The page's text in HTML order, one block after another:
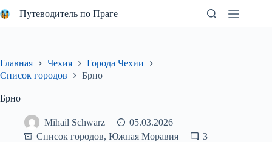
к
Путеводитель по Праге
Главная Чехия
Города Чехии
Список городов
Брно
Брно
Mihail Schwarz
05.03.2026
Список городов, Южная Моравия 3